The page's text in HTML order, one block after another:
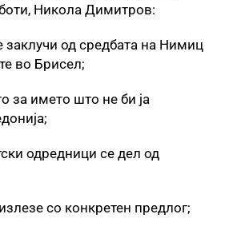
Никола Димитров:
од средбата на Нимиц
во Брисел;
за името што не би ја
одредници се дел од
со конкретен предлог;